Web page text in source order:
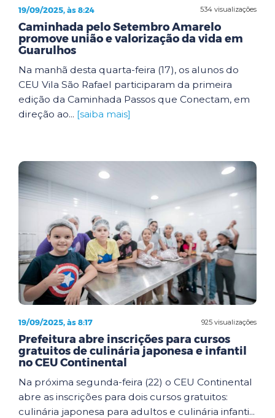
534 visualizações
19/09/2025, às 8:24
Caminhada pelo Setembro Amarelo
promove união e valorização da vida em
Guarulhos
Na manhã desta quarta-feira (17), os alunos do
CEU Vila São Rafael participaram da primeira
edição da Caminhada Passos que Conectam, em
direção ao... [saiba mais]
925 visualizações
19/09/2025, às 8:17
Prefeitura abre inscrições para cursos
gratuitos de culinária japonesa e infantil
no CEU Continental
Na próxima segunda-feira (22) o CEU Continental
abre as inscrições para dois cursos gratuitos:
culinária japonesa para adultos e culinária infanti...